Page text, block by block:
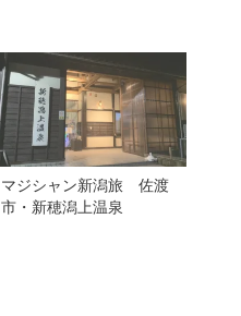
マジシャン新潟旅 佐渡
市・新穂潟上温泉